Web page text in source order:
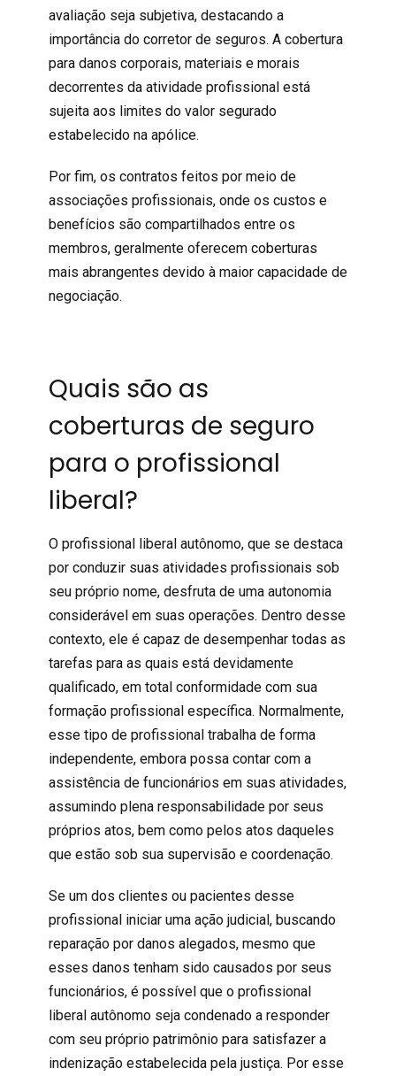
avaliação seja subjetiva, destacando a
importância do corretor de seguros. A cobertura
para danos corporais, materiais e morais
decorrentes da atividade profissional está
sujeita aos limites do valor segurado
estabelecido na apólice.
Por fim, os contratos feitos por meio de
associações profissionais, onde os custos e
benefícios são compartilhados entre os
membros, geralmente oferecem coberturas
mais abrangentes devido à maior capacidade de
negociação.
Quais são as
coberturas de seguro
para o profissional
liberal?
O profissional liberal autônomo, que se destaca
por conduzir suas atividades profissionais sob
seu próprio nome, desfruta de uma autonomia
considerável em suas operações. Dentro desse
contexto, ele é capaz de desempenhar todas as
tarefas para as quais está devidamente
qualificado, em total conformidade com sua
formação profissional específica. Normalmente,
esse tipo de profissional trabalha de forma
independente, embora possa contar com a
assistência de funcionários em suas atividades,
assumindo plena responsabilidade por seus
próprios atos, bem como pelos atos daqueles
que estão sob sua supervisão e coordenação.
Se um dos clientes ou pacientes desse
profissional iniciar uma ação judicial, buscando
reparação por danos alegados, mesmo que
esses danos tenham sido causados por seus
funcionários, é possível que o profissional
liberal autônomo seja condenado a responder
com seu próprio patrimônio para satisfazer a
indenização estabelecida pela justiça. Por esse